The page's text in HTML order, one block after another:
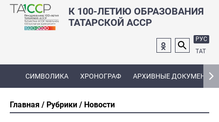
К 100-ЛЕТИЮ ОБРАЗОВАНИЯ
ТАТАРСКОЙ АССР
РУС
ТАТ
СИМВОЛИКА ХРОНОГРАФ АРХИВНЫЕ ДОКУМЕНТЫ
Главная Рубрики Новости